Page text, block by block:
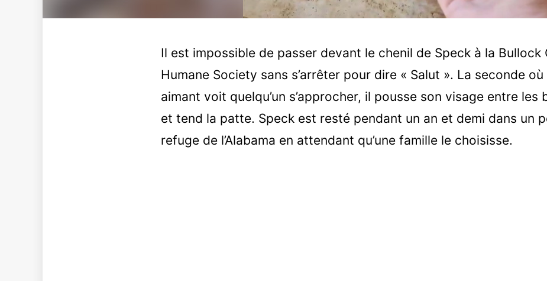
Il est impossible de passer devant le chenil de Speck à la Bullock
Humane Society sans s’arrêter pour dire « Salut ». La seconde où
aimant voit quelqu’un s’approcher, il pousse son visage entre les
et tend la patte. Speck est resté pendant un an et demi dans un
refuge de l’Alabama en attendant qu’une famille le choisisse.